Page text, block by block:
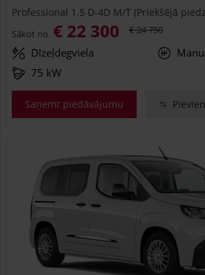
Professional 1.5 D-4D M/T (Priekšējā
Sākot no € 22 300 € 24 750
Dīzeļdegviela
75 kW
Saņemt piedāvājumu